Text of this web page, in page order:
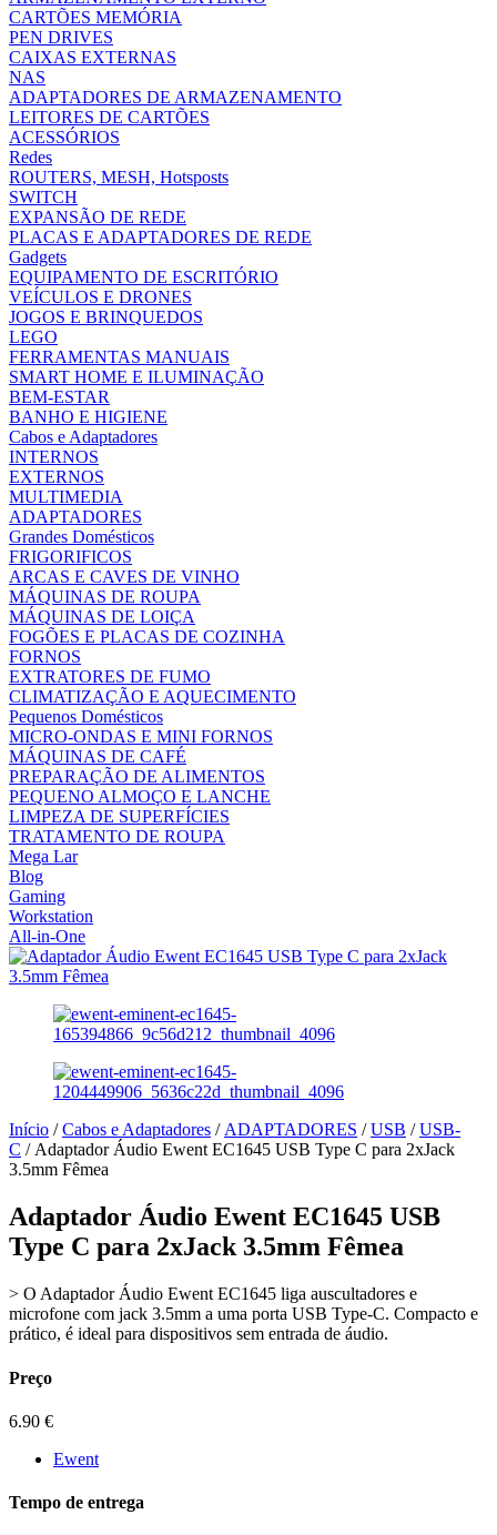
CARTÕES MEMÓRIA
PEN DRIVES
CAIXAS EXTERNAS
NAS
ADAPTADORES DE ARMAZENAMENTO
LEITORES DE CARTÕES
ACESSÓRIOS
Redes
ROUTERS, MESH, Hotsposts
SWITCH
EXPANSÃO DE REDE
PLACAS E ADAPTADORES DE REDE
Gadgets
EQUIPAMENTO DE ESCRITÓRIO
VEÍCULOS E DRONES
JOGOS E BRINQUEDOS
LEGO
FERRAMENTAS MANUAIS
SMART HOME E ILUMINAÇÃO
BEM-ESTAR
BANHO E HIGIENE
Cabos e Adaptadores
INTERNOS
EXTERNOS
MULTIMEDIA
ADAPTADORES
Grandes Domésticos
FRIGORIFICOS
ARCAS E CAVES DE VINHO
MÁQUINAS DE ROUPA
MÁQUINAS DE LOIÇA
FOGÕES E PLACAS DE COZINHA
FORNOS
EXTRATORES DE FUMO
CLIMATIZAÇÃO E AQUECIMENTO
Pequenos Domésticos
MICRO-ONDAS E MINI FORNOS
MÁQUINAS DE CAFÉ
PREPARAÇÃO DE ALIMENTOS
PEQUENO ALMOÇO E LANCHE
LIMPEZA DE SUPERFÍCIES
TRATAMENTO DE ROUPA
Mega Lar
Blog
Gaming
Workstation
All-in-One
Início /Cabos e Adaptadores /ADAPTADORES /USB /USB-
C / Adaptador Áudio Ewent EC1645 USB Type C para 2xJack
3.5mm Fêmea
Adaptador Áudio Ewent EC1645 USB
Type C para 2xJack 3.5mm Fêmea
> O Adaptador Áudio Ewent EC1645 liga auscultadores e
microfone com jack 3.5mm a uma porta USB Type-C. Compacto e
prático, é ideal para dispositivos sem entrada de áudio.
Preço
6.90 €
Ewent
Tempo de entrega